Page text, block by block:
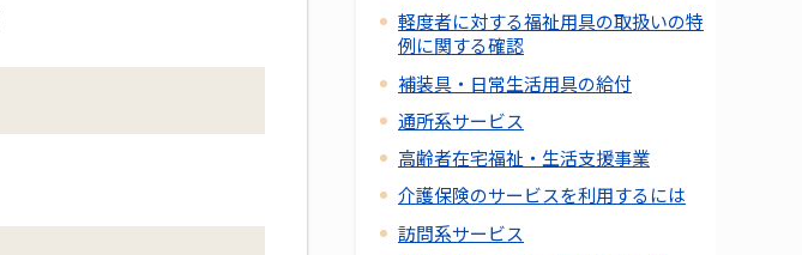
軽度者に対する福祉用具の取扱いの特
例に関する確認
補装具・日常生活用具の給付
通所系サービス
高齢者在宅福祉・生活支援事業
介護保険のサービスを利用するには
訪問系サービス